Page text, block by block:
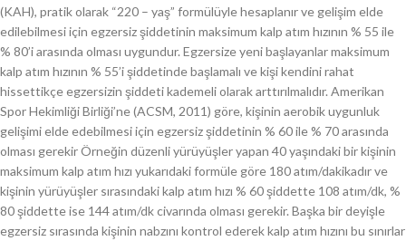
(KAH), pratik olarak “220 – yaş” formülüyle hesaplanır ve gelişim elde
edilebilmesi için egzersiz şiddetinin maksimum kalp atım hızının % 55 ile
% 80’i arasında olması uygundur. Egzersize yeni başlayanlar maksimum
kalp atım hızının % 55’i şiddetinde başlamalı ve kişi kendini rahat
hissettikçe egzersizin şiddeti kademeli olarak arttırılmalıdır. Amerikan
Spor Hekimliği Birliği’ne (ACSM, 2011) göre, kişinin aerobik uygunluk
gelişimi elde edebilmesi için egzersiz şiddetinin % 60 ile % 70 arasında
olması gerekir Örneğin düzenli yürüyüşler yapan 40 yaşındaki bir kişinin
maksimum kalp atım hızı yukarıdaki formüle göre 180 atım/dakikadır ve
kişinin yürüyüşler sırasındaki kalp atım hızı % 60 şiddette 108 atım/dk, %
80 şiddette ise 144 atım/dk civarında olması gerekir. Başka bir deyişle
egzersiz sırasında kişinin nabzını kontrol ederek kalp atım hızını bu sınırlar